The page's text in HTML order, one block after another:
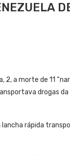
2, a morte de 11
drogas da
rápida